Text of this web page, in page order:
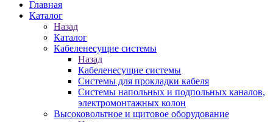
Главная
Каталог
Назад
Каталог
Кабеленесущие системы
Назад
Кабеленесущие системы
Системы для прокладки кабеля
Системы напольных и подпольных каналов,
электромонтажных колон
Высоковольтное и щитовое оборудование